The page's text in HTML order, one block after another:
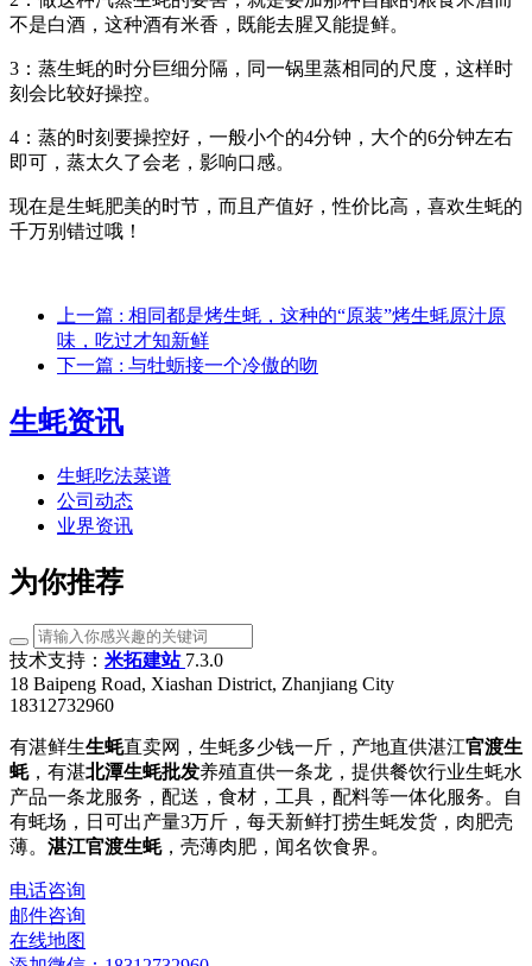
不是白酒，这种酒有米香，既能去腥又能提鲜。
3：蒸生蚝的时分巨细分隔，同一锅里蒸相同的尺度，这样时
刻会比较好操控。
4：蒸的时刻要操控好，一般小个的4分钟，大个的6分钟左右
即可，蒸太久了会老，影响口感。
现在是生蚝肥美的时节，而且产值好，性价比高，喜欢生蚝的
千万别错过哦！
上一篇 : 相同都是烤生蚝，这种的“原装”烤生蚝原汁原
味，吃过才知新鲜
下一篇 : 与牡蛎接一个冷傲的吻
生蚝资讯
生蚝吃法菜谱
公司动态
业界资讯
为你推荐
技术支持： 米拓建站 7.3.0
18 Baipeng Road, Xiashan District, Zhanjiang City
18312732960
有湛鲜生生蚝直卖网，生蚝多少钱一斤，产地直供湛江官渡生
蚝，有湛北潭生蚝批发养殖直供一条龙，提供餐饮行业生蚝水
产品一条龙服务，配送，食材，工具，配料等一体化服务。自
有蚝场，日可出产量3万斤，每天新鲜打捞生蚝发货，肉肥壳
薄。 湛江官渡生蚝，壳薄肉肥，闻名饮食界。
电话咨询
邮件咨询
在线地图